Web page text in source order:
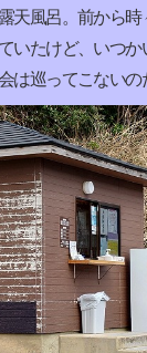
天風呂。前から時
いたけど、いつか
は巡ってこないの